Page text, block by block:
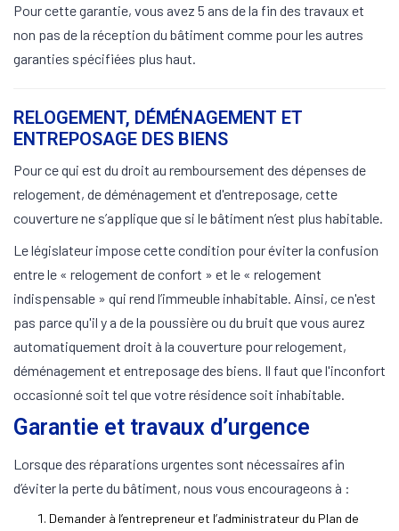
Pour cette garantie, vous avez 5 ans de la fin des travaux et
non pas de la réception du bâtiment comme pour les autres
garanties spécifiées plus haut.
RELOGEMENT, DÉMÉNAGEMENT ET
ENTREPOSAGE DES BIENS
Pour ce qui est du droit au remboursement des dépenses de
relogement, de déménagement et d'entreposage, cette
couverture ne s’applique que si le bâtiment n’est plus habitable.
Le législateur impose cette condition pour éviter la confusion
entre le « relogement de confort » et le « relogement
indispensable » qui rend l’immeuble inhabitable. Ainsi, ce n'est
pas parce qu'il y a de la poussière ou du bruit que vous aurez
automatiquement droit à la couverture pour relogement,
déménagement et entreposage des biens. Il faut que l'inconfort
occasionné soit tel que votre résidence soit inhabitable.
Garantie et travaux d’urgence
Lorsque des réparations urgentes sont nécessaires afin
d’éviter la perte du bâtiment, nous vous encourageons à :
Demander à l’entrepreneur et l’administrateur du Plan de